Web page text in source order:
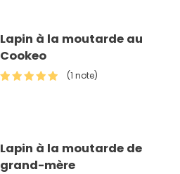
Lapin à la moutarde au
Cookeo
(1 note)
Lapin à la moutarde de
grand-mère